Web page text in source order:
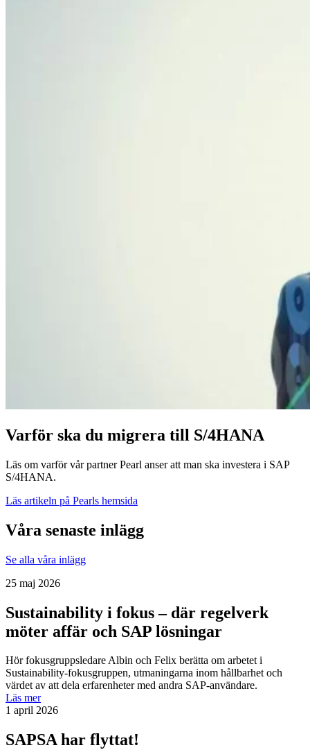
Varför ska du migrera till S/4HANA
Läs om varför vår partner Pearl anser att man ska investera i SAP
S/4HANA.
Läs artikeln på Pearls hemsida
Våra senaste inlägg
Se alla våra inlägg
25 maj 2026
Sustainability i fokus – där regelverk
möter affär och SAP lösningar
Hör fokusgruppsledare Albin och Felix berätta om arbetet i
Sustainability-fokusgruppen, utmaningarna inom hållbarhet och
värdet av att dela erfarenheter med andra SAP-användare.
Läs mer
1 april 2026
SAPSA har flyttat!